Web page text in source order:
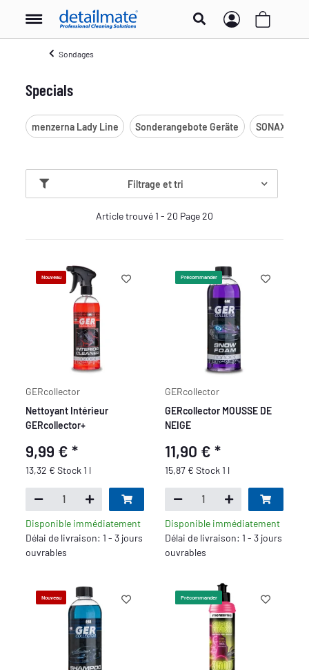
Sondages
Specials
menzerna Lady Line Sonderangebote Geräte SONAX
Filtrage et tri
Article trouvé 1 - 20 Page 20
Nouveau
GERcollector
Nettoyant Intérieur
GERcollector+
9,99 €*
13,32 € Stock 1 l
Disponible immédiatement
Délai de livraison: 1 - 3 jours
ouvrables
Précommander
GERcollector
GERcollector MOUSSE DE
NEIGE
11,90 € *
15,87 € Stock 1 l
Disponible immédiatement
Délai de livraison: 1 - 3 jours
ouvrables
Nouveau Précommander